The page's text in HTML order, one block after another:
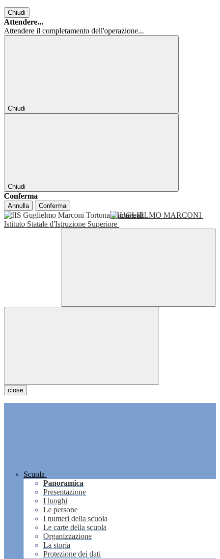
Chiudi
Attendere...
Attendere il completamento dell'operazione...
Chiudi
Chiudi
Conferma
Annulla Conferma
GUGLIELMO MARCONI
Istituto Statale d'Istruzione Superiore
close
Scuola
Panoramica
Presentazione
I luoghi
Le persone
I numeri della scuola
Le carte della scuola
Organizzazione
La storia
Protezione dei dati